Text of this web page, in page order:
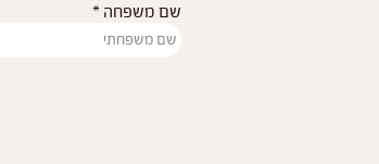
שם משפחה